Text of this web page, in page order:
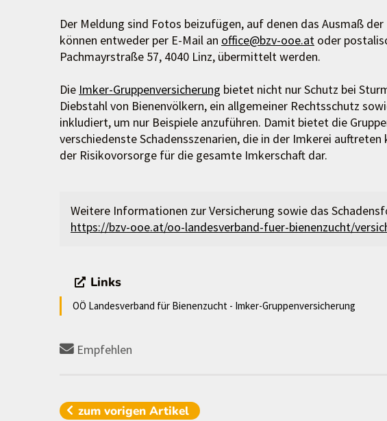
Der Meldung sind Fotos beizufügen, auf denen das Ausmaß
können entweder per E-Mail an office@bzv-ooe.at oder
Pachmayrstraße 57, 4040 Linz, übermittelt werden.
Die Imker-Gruppenversicherung bietet nicht nur Schutz bei
Diebstahl von Bienenvölkern, ein allgemeiner Rechtsschutz
inkludiert, um nur Beispiele anzuführen. Damit bietet die
verschiedenste Schadensszenarien, die in der Imkerei
der Risikovorsorge für die gesamte Imkerschaft dar.
Weitere Informationen zur Versicherung sowie das
https://bzv-ooe.at/oo-landesverband-fuer-bienenzucht/
Links
OÖ Landesverband für Bienenzucht - Imker-Gruppenversicherung
Empfehlen
zum vorigenArtikel